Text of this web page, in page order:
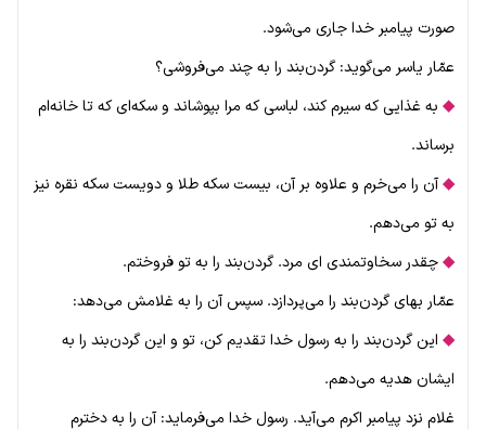
صورت پیامبر خدا جاری می‌شود.
عمّار یاسر می‌گوید: گردن‌بند را به چند می‌فروشی؟
◆ به غذایی که سیرم کند، لباسی که مرا بپوشاند و سکه‌ای که تا خانه‌ام
برساند.
◆آن را می‌خرم و علاوه بر آن، بیست سکه طلا و دویست سکه نقره نیز
به تو می‌دهم.
◆چقدر سخاوتمندی ای مرد. گردن‌بند را به تو فروختم.
عمّار بهای گردن‌بند را می‌پردازد. سپس آن را به غلامش می‌دهد:
◆ این گردن‌بند را به رسول خدا تقدیم کن، تو و این گردن‌بند را به
ایشان هدیه می‌دهم.
غلام نزد پیامبر اکرم می‌آید. رسول خدا می‌فرماید: آن را به دخترم